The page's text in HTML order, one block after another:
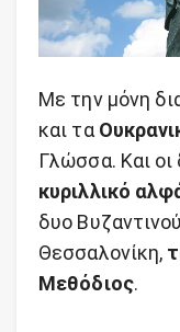
Με την μόνη
και τα
Γλώσσα. Και
κυριλλικό
δυο
Θεσσαλονίκη,
Μεθόδιος.